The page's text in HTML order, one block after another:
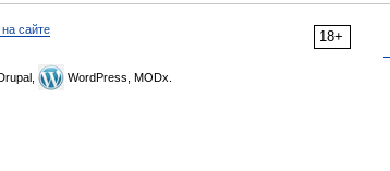
18+
сайте
WordPress, MODx.